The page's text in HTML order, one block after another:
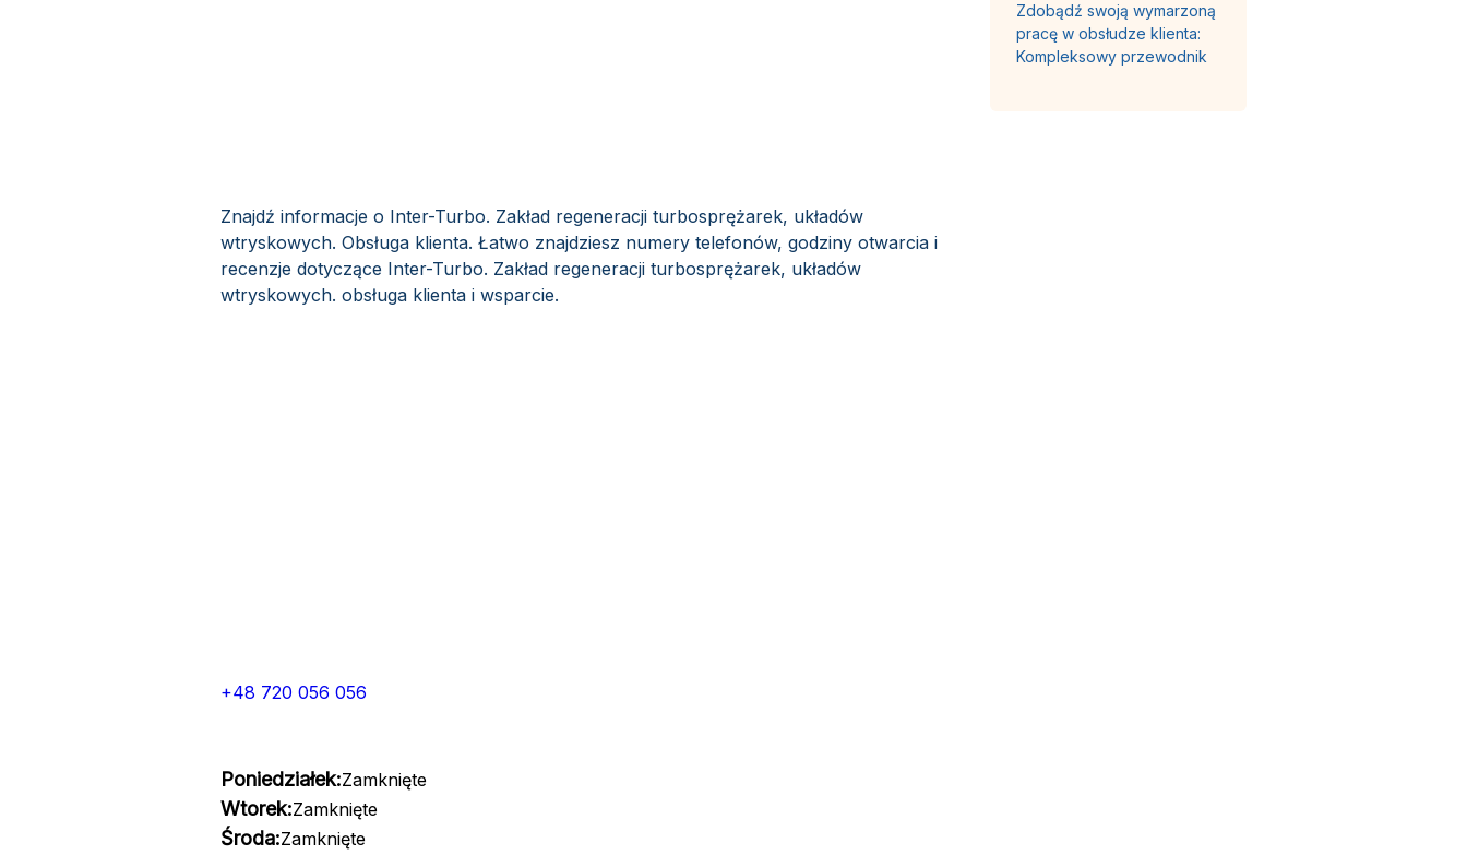
Znajdź informacje o Inter-Turbo. Zakład regeneracji turbosprężarek, układów
wtryskowych. Obsługa klienta. Łatwo znajdziesz numery telefonów, godziny otwarcia i
recenzje dotyczące Inter-Turbo. Zakład regeneracji turbosprężarek, układów
wtryskowych. obsługa klienta i wsparcie.
+48 720 056 056
Poniedziałek:Zamknięte
Wtorek:Zamknięte
Środa:Zamknięte
Zdobądź swoją wymarzoną
pracę w obsłudze klienta:
Kompleksowy przewodnik